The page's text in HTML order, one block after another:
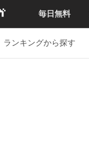
毎日無料
ランキングから探す